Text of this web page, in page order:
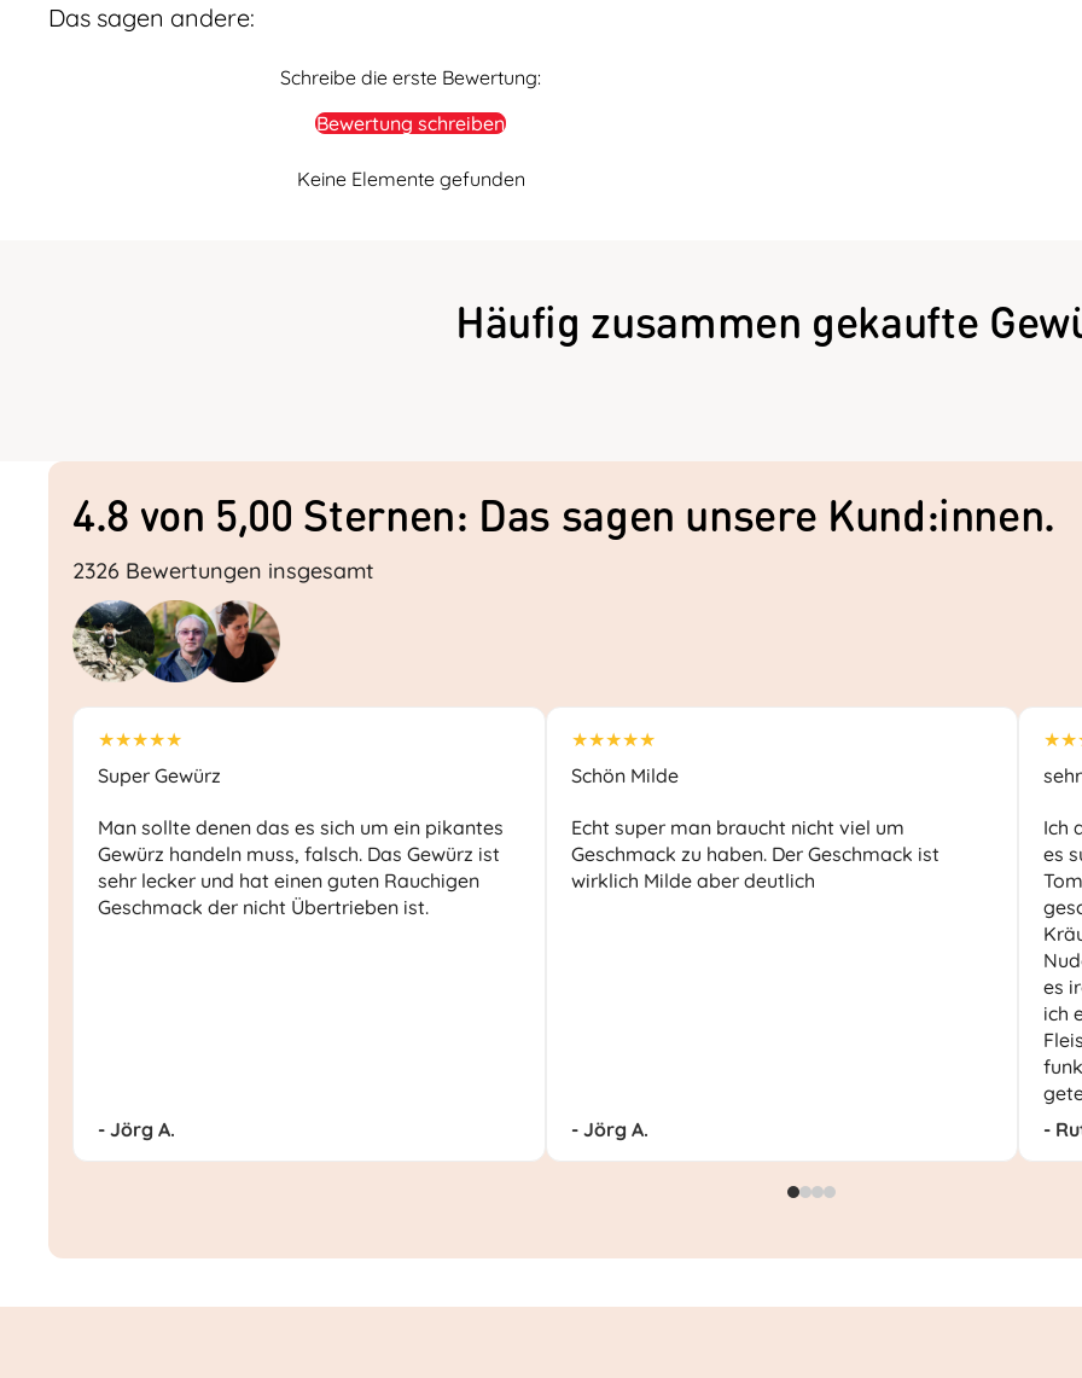
Das sagen andere:
Schreibe die erste Bewertung:
Bewertung schreiben
Keine Elemente gefunden
Häufig zusammen gekaufte
4.8 von 5,00 Sternen: Das sagen unsere Kund:innen.
2326 Bewertungen insgesamt
★★★★★
Super Gewürz
Man sollte denen das es sich um ein pikantes
Gewürz handeln muss, falsch. Das Gewürz ist
sehr lecker und hat einen guten Rauchigen
Geschmack der nicht Übertrieben ist.
- Jörg A.
★★★★★
Schön Milde
Echt super man braucht nicht viel um
Geschmack zu haben. Der Geschmack ist
wirklich Milde aber deutlich
- Jörg A.
Ich
es
es
ich
-